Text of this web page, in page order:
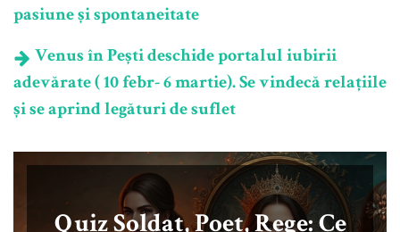
pasiune și spontaneitate
Venus în Pești deschide portalul iubirii
adevărate ( 10 febr- 6 martie). Se vindecă relațiile
și se aprind legături de suflet